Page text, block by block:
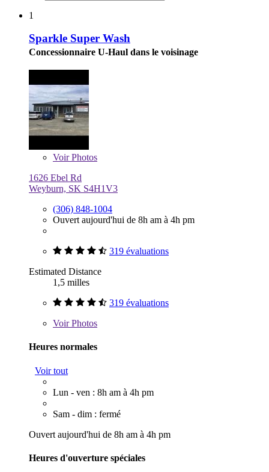
1
Sparkle Super Wash
Concessionnaire U-Haul dans le voisinage
VoirPhotos
1626 Ebel Rd
Weyburn, SK S4H1V3
(306) 848-1004
Ouvert aujourd'hui de 8h am à 4h pm
319 évaluations
Estimated Distance
1,5 milles
319 évaluations
VoirPhotos
Heures normales
Voir tout
Lun - ven : 8h am à 4h pm
Sam - dim : fermé
Ouvert aujourd'hui de 8h am à 4h pm
Heures d'ouverture spéciales